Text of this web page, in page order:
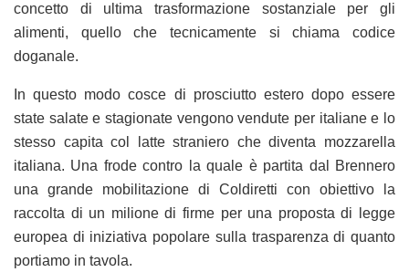
concetto di ultima trasformazione sostanziale per gli
alimenti, quello che tecnicamente si chiama codice
doganale.
In questo modo cosce di prosciutto estero dopo essere
state salate e stagionate vengono vendute per italiane e lo
stesso capita col latte straniero che diventa mozzarella
italiana. Una frode contro la quale è partita dal Brennero
una grande mobilitazione di Coldiretti con obiettivo la
raccolta di un milione di firme per una proposta di legge
europea di iniziativa popolare sulla trasparenza di quanto
portiamo in tavola.